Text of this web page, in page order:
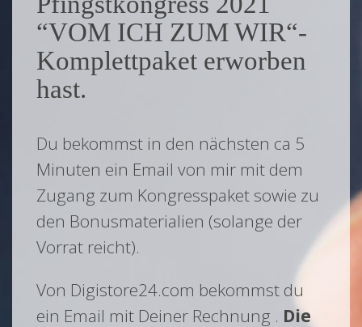
“VOM ICH ZUM WIR“-
Komplettpaket erworben
hast.
Du bekommst in den nächsten ca 5
Minuten ein Email von mir mit dem
Zugang zum Kongresspaket sowie zu
den Bonusmaterialien (solange der
Vorrat reicht).
Von Digistore24.com bekommst du
ein Email mit Deiner Rechnung . Die